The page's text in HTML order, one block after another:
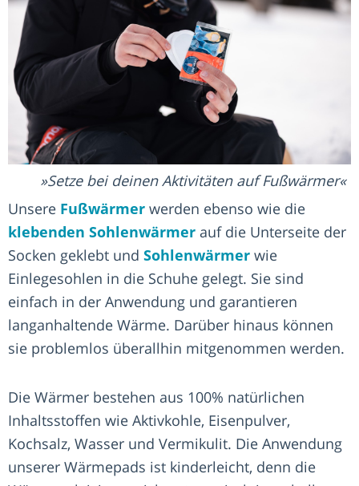
Setze bei deinen Aktivitäten auf Fußwärmer
Unsere Fußwärmer werden ebenso wie die
klebenden Sohlenwärmer auf die Unterseite der
Socken geklebt und Sohlenwärmer wie
Einlegesohlen in die Schuhe gelegt. Sie sind
einfach in der Anwendung und garantieren
langanhaltende Wärme. Darüber hinaus können
sie problemlos überallhin mitgenommen werden.
Die Wärmer bestehen aus 100% natürlichen
Inhaltsstoffen wie Aktivkohle, Eisenpulver,
Kochsalz, Wasser und Vermikulit. Die Anwendung
unserer Wärmepads ist kinderleicht, denn die